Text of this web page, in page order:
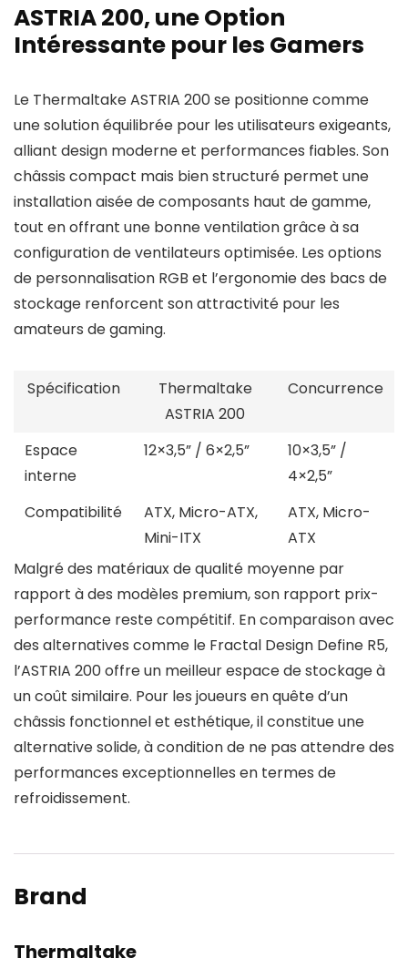
ASTRIA 200, une Option
Intéressante pour les Gamers
Le Thermaltake ASTRIA 200 se positionne comme
une solution équilibrée pour les utilisateurs exigeants,
alliant design moderne et performances fiables. Son
châssis compact mais bien structuré permet une
installation aisée de composants haut de gamme,
tout en offrant une bonne ventilation grâce à sa
configuration de ventilateurs optimisée. Les options
de personnalisation RGB et l’ergonomie des bacs de
stockage renforcent son attractivité pour les
amateurs de gaming.
Spécification
Thermaltake
ASTRIA 200
Concurrence
Espace
interne
12×3,5” / 6×2,5”
10×3,5” /
4×2,5”
Compatibilité
ATX, Micro-ATX,
Mini-ITX
ATX, Micro-
ATX
Malgré des matériaux de qualité moyenne par
rapport à des modèles premium, son rapport prix-
performance reste compétitif. En comparaison avec
des alternatives comme le Fractal Design Define R5,
l’ASTRIA 200 offre un meilleur espace de stockage à
un coût similaire. Pour les joueurs en quête d’un
châssis fonctionnel et esthétique, il constitue une
alternative solide, à condition de ne pas attendre des
performances exceptionnelles en termes de
refroidissement.
Brand
Thermaltake